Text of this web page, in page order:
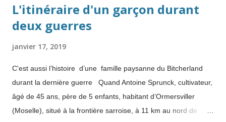
L'itinéraire d'un garçon durant
deux guerres
janvier 17, 2019
C'est aussi l’histoire d’une famille paysanne du Bitcherland
durant la dernière guerre Quand Antoine Sprunck, cultivateur,
âgé de 45 ans, père de 5 enfants, habitant d’Ormersviller
(Moselle), situé à la frontière sarroise, à 11 km au nord de